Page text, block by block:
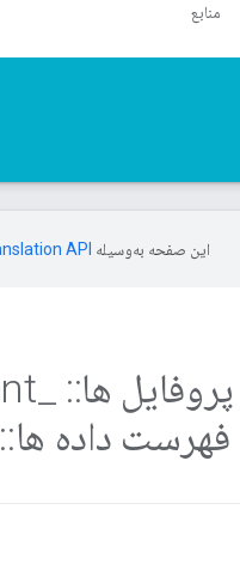
منابع
این صفحه به‌وسیله
پروفایل ها::
فهرست داده ها::